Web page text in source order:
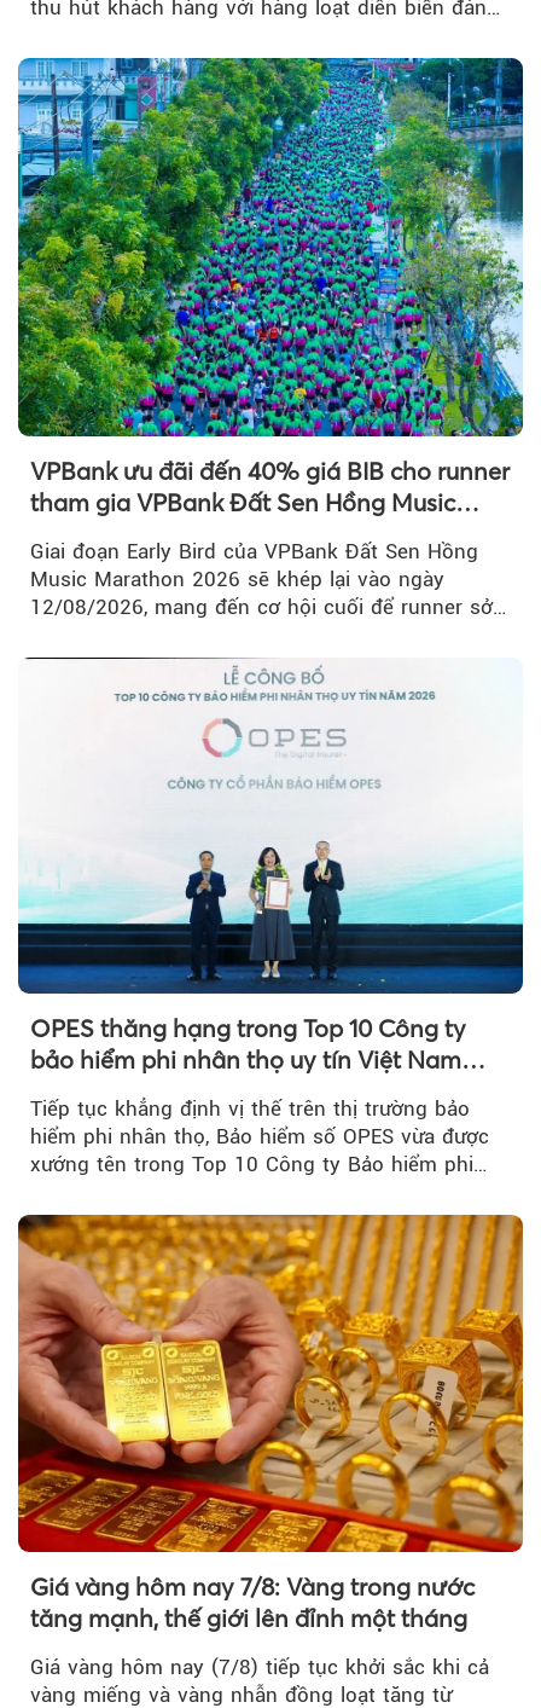
thu hút khách hàng với hàng loạt diễn biến đáng
VPBank ưu đãi đến 40% giá BIB cho runner
tham gia VPBank Đất Sen Hồng Music
Giai đoạn Early Bird của VPBank Đất Sen Hồng
Music Marathon 2026 sẽ khép lại vào ngày
12/08/2026, mang đến cơ hội cuối để runner sở
OPES thăng hạng trong Top 10 Công ty
bảo hiểm phi nhân thọ uy tín Việt Nam
2026
Tiếp tục khẳng định vị thế trên thị trường bảo
hiểm phi nhân thọ, Bảo hiểm số OPES vừa được
xướng tên trong Top 10 Công ty Bảo hiểm phi
Giá vàng hôm nay 7/8: Vàng trong nước
tăng mạnh, thế giới lên đỉnh một tháng
Giá vàng hôm nay (7/8) tiếp tục khởi sắc khi cả
vàng miếng và vàng nhẫn đồng loạt tăng từ